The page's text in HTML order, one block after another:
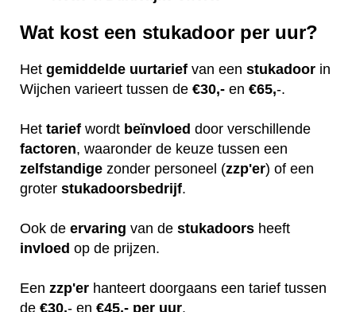
Wat kost een stukadoor per uur?
Het gemiddelde uurtarief van een stukadoor in
Wijchen varieert tussen de €30,- en €65,-.
Het tarief wordt beïnvloed door verschillende
factoren, waaronder de keuze tussen een
zelfstandige zonder personeel (zzp'er) of een
groter stukadoorsbedrijf.
Ook de ervaring van de stukadoors heeft
invloed op de prijzen.
Een zzp'er hanteert doorgaans een tarief tussen
de €30,- en €45,- per uur.